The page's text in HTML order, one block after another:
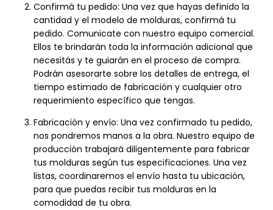
Confirmá tu pedido: Una vez que hayas definido la
cantidad y el modelo de molduras, confirmá tu
pedido. Comunicate con nuestro equipo comercial.
Ellos te brindarán toda la información adicional que
necesitás y te guiarán en el proceso de compra.
Podrán asesorarte sobre los detalles de entrega, el
tiempo estimado de fabricación y cualquier otro
requerimiento específico que tengas.
Fabricación y envío: Una vez confirmado tu pedido,
nos pondremos manos a la obra. Nuestro equipo de
producción trabajará diligentemente para fabricar
tus molduras según tus especificaciones. Una vez
listas, coordinaremos el envío hasta tu ubicación,
para que puedas recibir tus molduras en la
comodidad de tu obra.